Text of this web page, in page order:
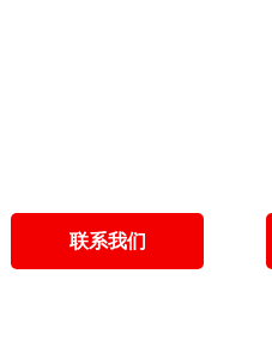
联系我们